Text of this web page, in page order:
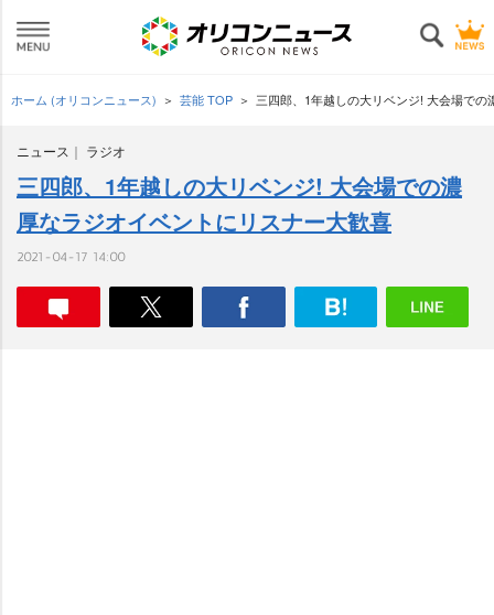
ホーム (オリコンニュース) 芸能 TOP 三四郎、1年越しの大リベンジ! 大会場で
ニュース ラジオ
三四郎、1年越しの大リベンジ! 大会場での濃
厚なラジオイベントにリスナー大歓喜
2021-04-17 14:00